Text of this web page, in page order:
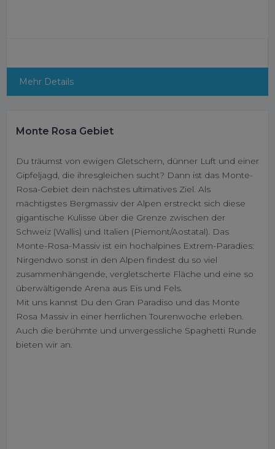
Mehr Details
Monte Rosa Gebiet
Du träumst von ewigen Gletschern, dünner Luft und einer
Gipfeljagd, die ihresgleichen sucht? Dann ist das Monte-
Rosa-Gebiet dein nächstes ultimatives Ziel. Als
mächtigstes Bergmassiv der Alpen erstreckt sich diese
gigantische Kulisse über die Grenze zwischen der
Schweiz (Wallis) und Italien (Piemont/Aostatal). Das
Monte-Rosa-Massiv ist ein hochalpines Extrem-Paradies:
Nirgendwo sonst in den Alpen findest du so viel
zusammenhängende, vergletscherte Fläche und eine so
überwältigende Arena aus Eis und Fels.
Mit uns kannst Du den Gran Paradiso und das Monte
Rosa Massiv in einer herrlichen Tourenwoche erleben.
Auch die berühmte und unvergessliche Spaghetti Runde
bieten wir an.